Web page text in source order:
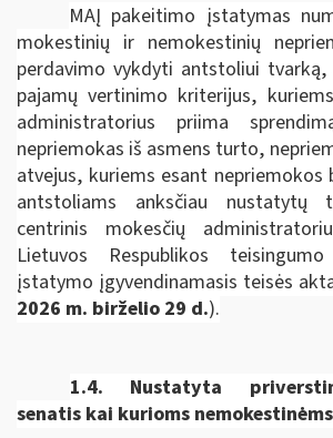
MAĮ pakeitimo įstatymas
mokestinių ir nemokestinių
perdavimo vykdyti antstoliui
pajamų vertinimo kriterijus,
administratorius priima
nepriemokas iš asmens turto,
atvejus, kuriems esant nepriemokos
antstoliams anksčiau nustatytų
centrinis mokesčių
Lietuvos Respublikos
įstatymo įgyvendinamasis teisės
2026 m. birželio 29 d.).
1.4. Nustatyta
senatis kai kurioms